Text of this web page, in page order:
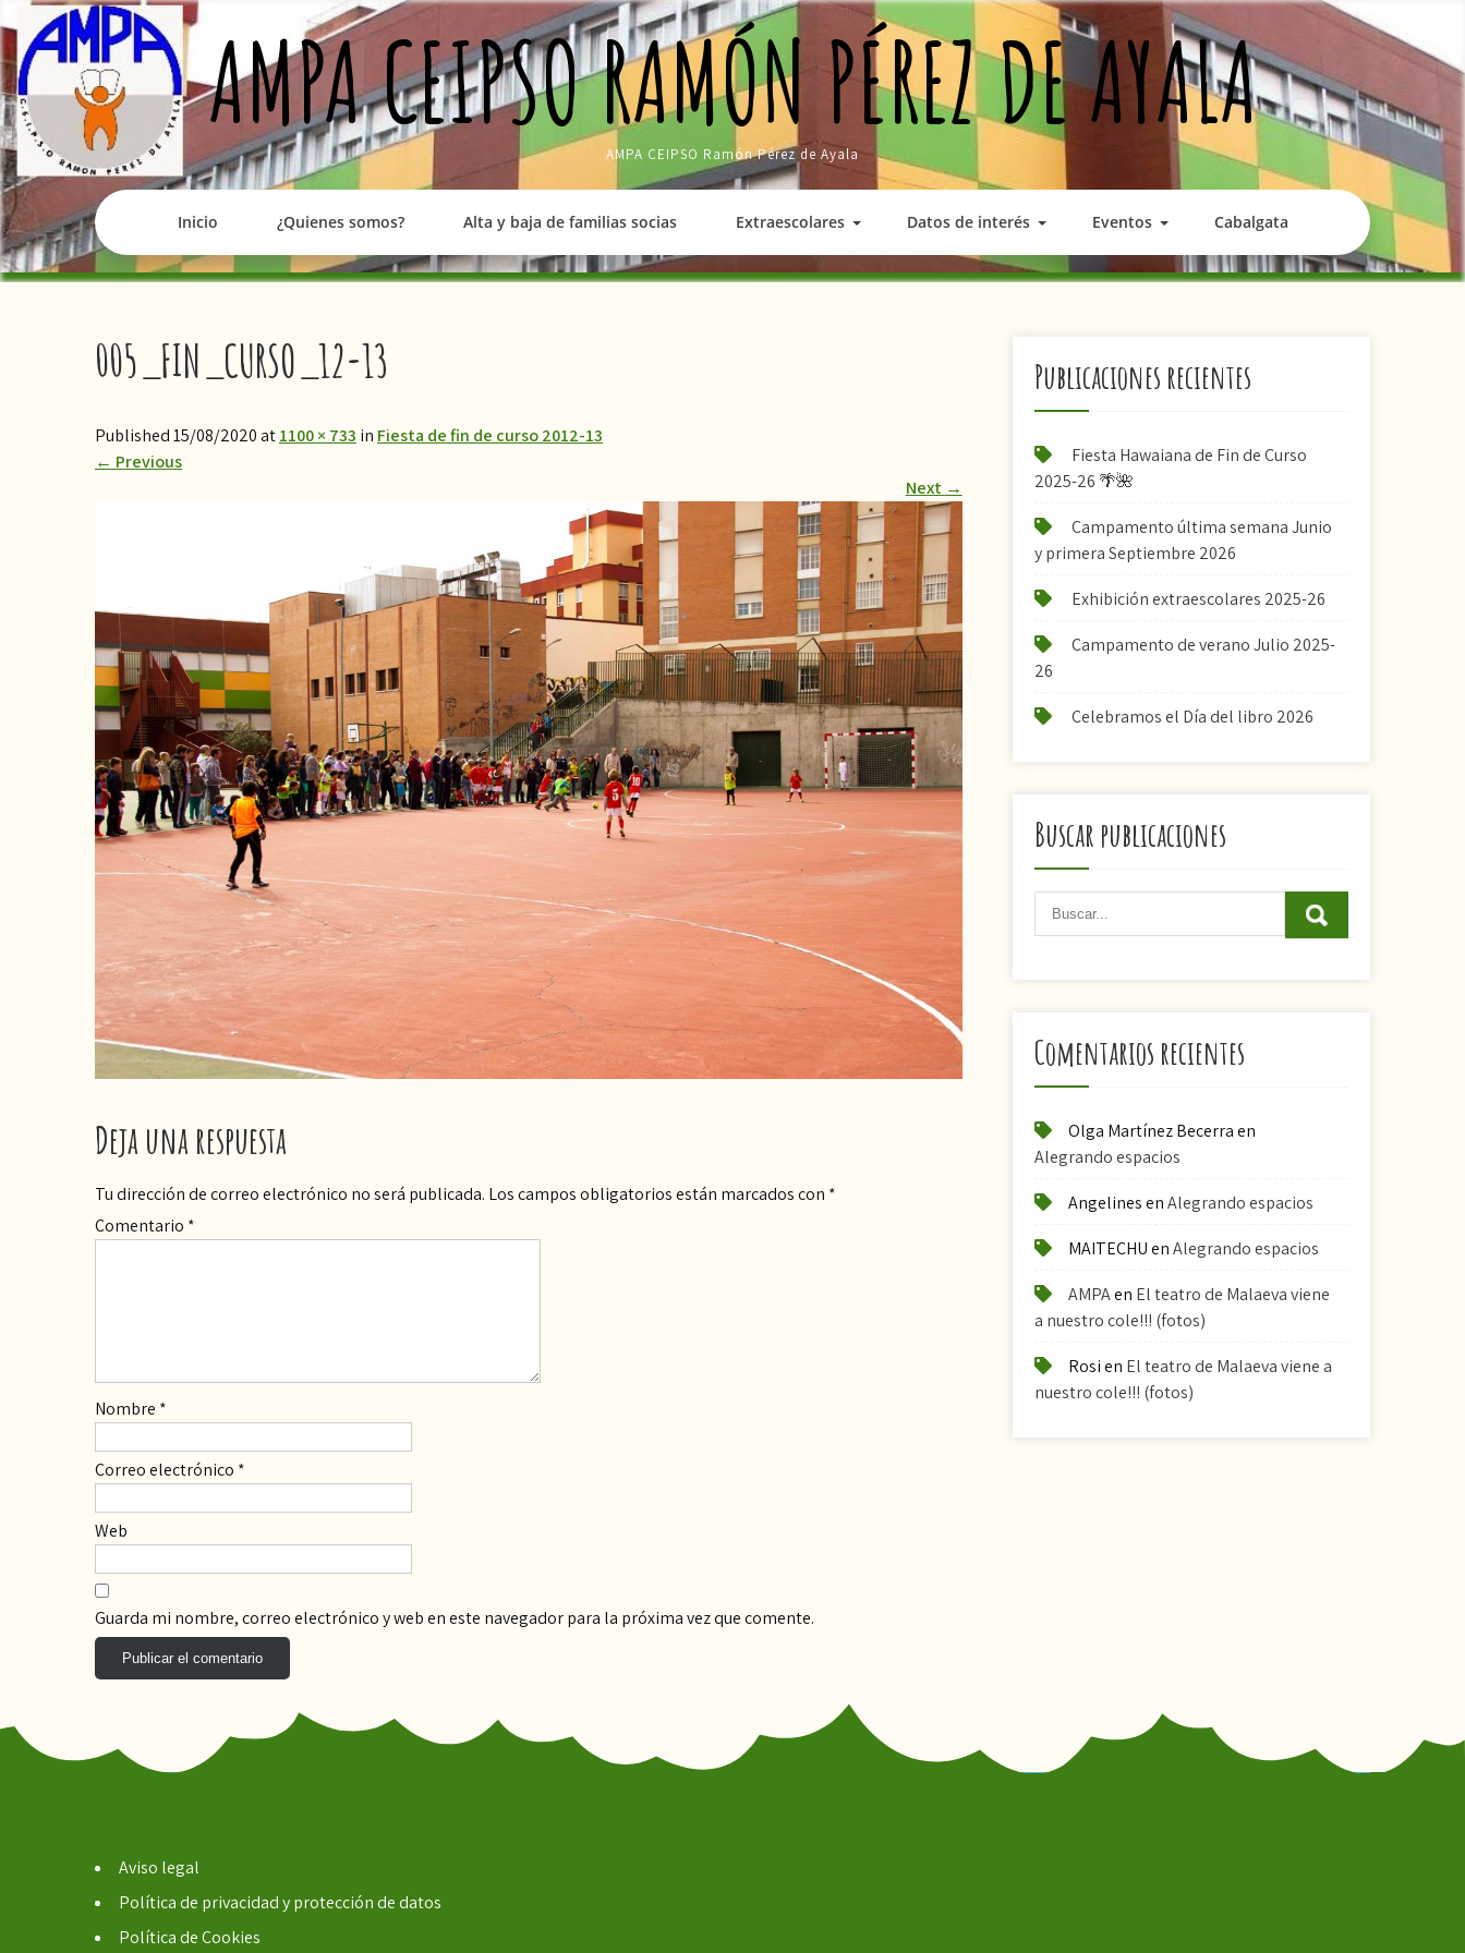
to
content
AMPA CEIPSO RAMÓN PÉREZ DE AYALA
AMPA CEIPSO Ramón Pérez de Ayala
Inicio ¿Quienes somos? Alta y baja de familias socias Extraescolares Datos de interés Eventos Cabalgata
005_FIN_CURSO_12-13
Published 15/08/2020 at1100 × 733 in Fiesta de fin de curso 2012-13
← Previous
Next →
Deja una respuesta
Tu dirección de correo electrónico no será publicada. Los campos obligatorios están marcados con *
Comentario *
Nombre *
Correo electrónico *
Web
Guarda mi nombre, correo electrónico y web en este navegador para la próxima vez que comente.
Publicaciones recientes
Fiesta Hawaiana de Fin de Curso
2025-26 🌴🌺
Campamento última semana Junio
y primera Septiembre 2026
Exhibición extraescolares 2025-26
Campamento de verano Julio 2025-
26
Celebramos el Día del libro 2026
Buscar publicaciones
Comentarios recientes
Olga Martínez Becerraen
Alegrando espacios
AngelinesenAlegrando espacios
MAITECHUenAlegrando espacios
AMPAen El teatro de Malaeva viene
a nuestro cole!!! (fotos)
Rosien El teatro de Malaeva viene a
nuestro cole!!! (fotos)
Aviso legal
Política de privacidad y protección de datos
Política de Cookies